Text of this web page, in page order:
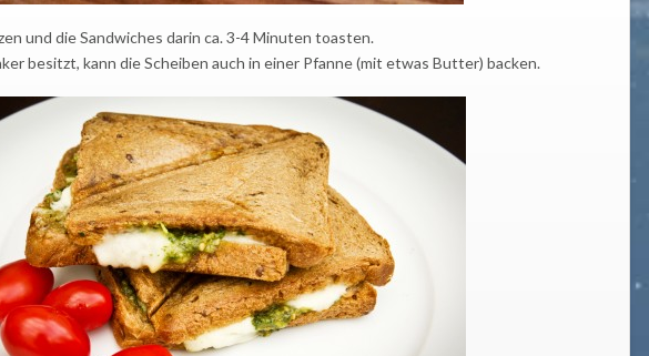
und die Sandwiches darin ca. 3-4 Minuten toasten.
besitzt, kann die Scheiben auch in einer Pfanne (mit etwas Butter) backen.